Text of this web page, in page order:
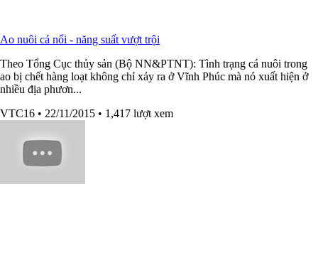
Ao nuôi cá nổi - năng suất vượt trội
Theo Tổng Cục thủy sản (Bộ NN&PTNT): Tình trạng cá nuôi trong
ao bị chết hàng loạt không chỉ xảy ra ở Vĩnh Phúc mà nó xuất hiện ở
nhiều địa phươn...
VTC16 • 22/11/2015 • 1,417 lượt xem